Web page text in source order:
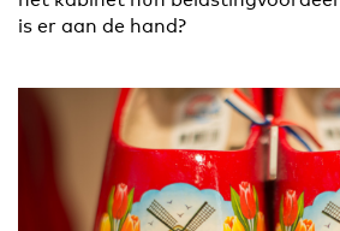
is er aan de hand?